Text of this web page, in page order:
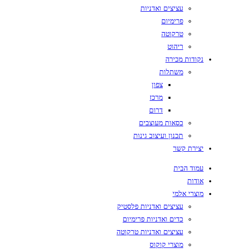
עציצים ואדניות
פרימיום
טרקוטה
ריהוט
נקודות מכירה
משתלות
צפון
מרכז
דרום
כסאות מעוצבים
תכנון ועיצוב גינות
יצירת קשר
עמוד הבית
אודות
מוצרי אלמי
עציצים ואדניות פלסטיק
כדים ואדניות פרימיום
עציצים ואדניות טרקוטה
מוצרי קוקוס